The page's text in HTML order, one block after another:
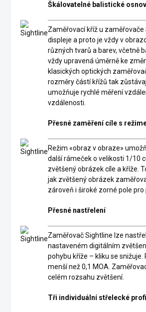
Škálovatelné balistické
Zaměřovací kříž u
displeje a proto je vždy v
různých tvarů a barev, včetně
vždy upravená úměrně ke
klasických optických
rozměry částí křížů tak
umožňuje rychlé měření
vzdálenosti.
Přesné zaměření cíle s
Režim «obraz v obraze»
další rámeček o velikosti 1/10
zvětšený obrázek cíle a kříže.
jak zvětšený obrázek
zároveň i široké zorné pole pro
Přesné nastřelení
Zaměřovač Sightline lze
nastaveném digitálním
pohybu kříže – kliku se
menší než 0,1 MOA.
celém rozsahu zvětšení.
Tři individuální střelecké